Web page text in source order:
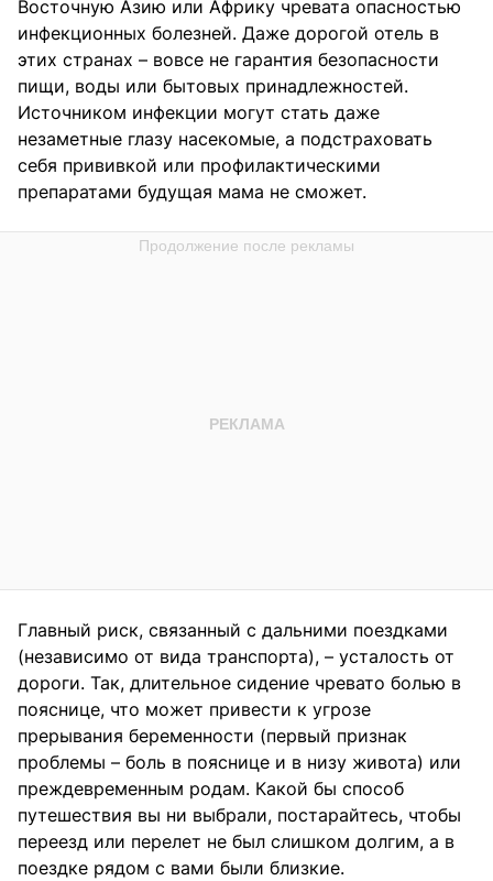
Восточную Азию или Африку чревата опасностью
инфекционных болезней. Даже дорогой отель в
этих странах – вовсе не гарантия безопасности
пищи, воды или бытовых принадлежностей.
Источником инфекции могут стать даже
незаметные глазу насекомые, а подстраховать
себя прививкой или профилактическими
препаратами будущая мама не сможет.
Главный риск, связанный с дальними поездками
(независимо от вида транспорта), – усталость от
дороги. Так, длительное сидение чревато болью в
пояснице, что может привести к угрозе
прерывания беременности (первый признак
проблемы – боль в пояснице и в низу живота) или
преждевременным родам. Какой бы способ
путешествия вы ни выбрали, постарайтесь, чтобы
переезд или перелет не был слишком долгим, а в
поездке рядом с вами были близкие.